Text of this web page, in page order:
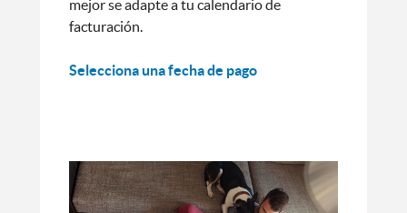
mejor se adapte a tu calendario de
facturación.
Selecciona una fecha de pago